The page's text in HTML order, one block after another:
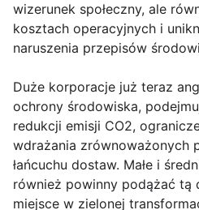
wizerunek społeczny, ale
kosztach operacyjnych i
naruszenia przepisów
Duże korporacje już teraz
ochrony środowiska,
redukcji emisji CO2,
wdrażania zrównoważonych
łańcuchu dostaw. Małe i
również powinny podążać tą
miejsce w zielonej